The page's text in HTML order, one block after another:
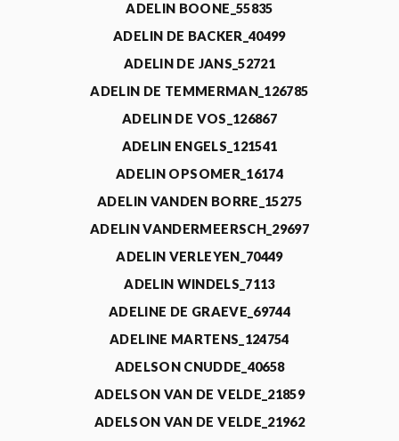
ADELIN BOONE_55835
ADELIN DE BACKER_40499
ADELIN DE JANS_52721
ADELIN DE TEMMERMAN_126785
ADELIN DE VOS_126867
ADELIN ENGELS_121541
ADELIN OPSOMER_16174
ADELIN VANDEN BORRE_15275
ADELIN VANDERMEERSCH_29697
ADELIN VERLEYEN_70449
ADELIN WINDELS_7113
ADELINE DE GRAEVE_69744
ADELINE MARTENS_124754
ADELSON CNUDDE_40658
ADELSON VAN DE VELDE_21859
ADELSON VAN DE VELDE_21962